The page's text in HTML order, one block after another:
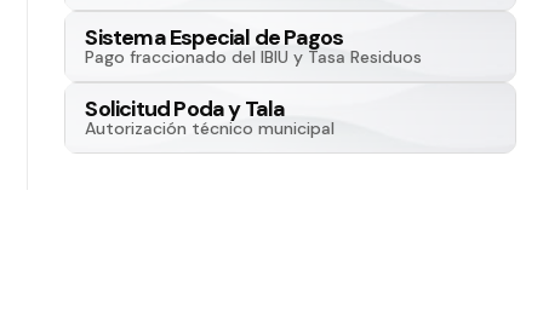
Sistema Especial de Pagos
Pago fraccionado del IBIU y Tasa Residuos
Solicitud Poda y Tala
Autorización técnico municipal